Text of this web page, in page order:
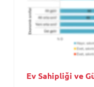
Ev Sahipliği ve